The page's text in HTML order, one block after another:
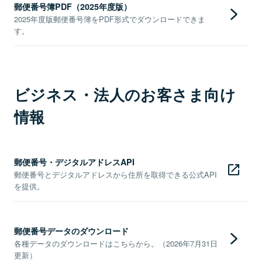
郵便番号簿PDF（2025年度版）
2025年度版郵便番号簿をPDF形式でダウンロードできま
す。
ビジネス・法人のお客さま向け
情報
郵便番号・デジタルアドレスAPI
郵便番号とデジタルアドレスから住所を取得できる公式API
を提供。
郵便番号データのダウンロード
各種データのダウンロードはこちらから。（2026年7月31日
更新）